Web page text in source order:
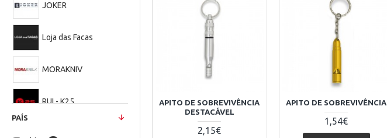
JOKER
Loja das Facas
MORAKNIV
RUI - K25
PAÍS
APITO DE SOBREVIVÊNCIA
DESTACÁVEL
2,15€
APITO DE SOBREVIVÊNCIA
1,54€